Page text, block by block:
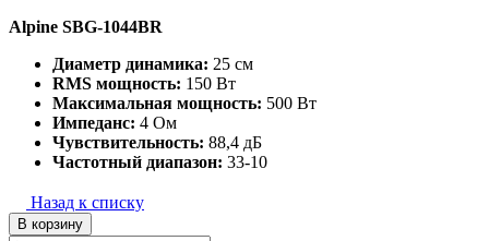
Alpine SBG-1044BR
Диаметр динамика: 25 см
RMS мощность: 150 Вт
Максимальная мощность: 500 Вт
Импеданс: 4 Ом
Чувствительность: 88,4 дБ
Частотный диапазон: 33-10
Назад к списку
В корзину